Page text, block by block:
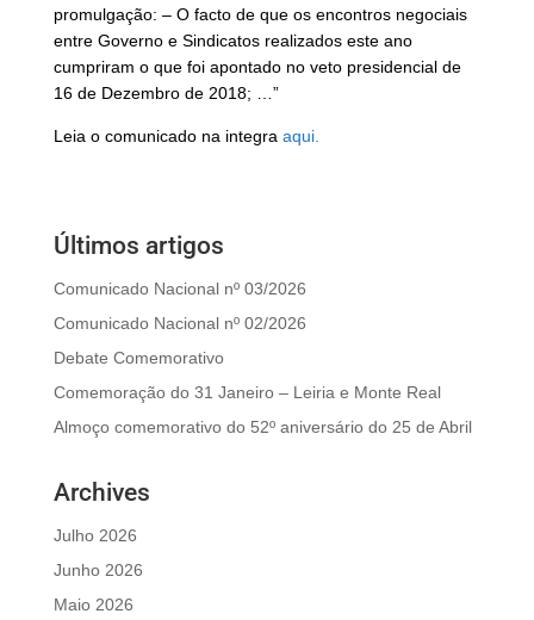
promulgação: – O facto de que os encontros negociais
entre Governo e Sindicatos realizados este ano
cumpriram o que foi apontado no veto presidencial de
16 de Dezembro de 2018; …”
Leia o comunicado na integra aqui.
Últimos artigos
Comunicado Nacional nº 03/2026
Comunicado Nacional nº 02/2026
Debate Comemorativo
Comemoração do 31 Janeiro – Leiria e Monte Real
Almoço comemorativo do 52º aniversário do 25 de Abril
Archives
Julho 2026
Junho 2026
Maio 2026